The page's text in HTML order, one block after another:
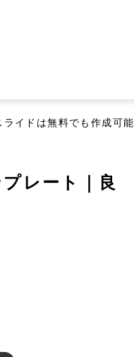
イドは無料でも作成可能
レート｜良